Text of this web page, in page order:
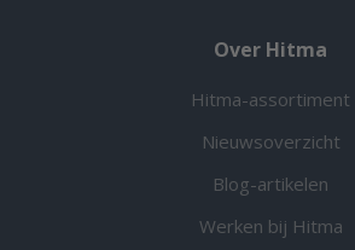
Over Hitma
Hitma-assortiment
Nieuwsoverzicht
Blog-artikelen
Werken bij Hitma